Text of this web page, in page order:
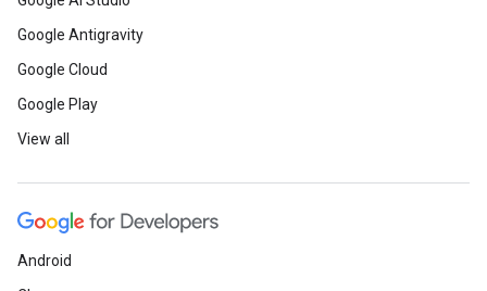
Google Antigravity
Google Cloud
Google Play
View all
Android